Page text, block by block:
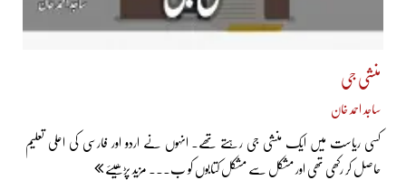
منشی جی
ساجد احمد خان
کسی ریاست میں ایک منشی جی رہتے تھے۔ انہوں نے اردو اور فارسی کی اعلی تعلیم
حاصل کر رکھی تھی اور مشکل سے مشکل کتابوں کو ب... مزید پڑھیئے